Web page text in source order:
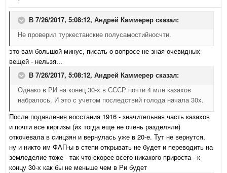
В 7/26/2017, 5:08:12, Андрей Каммерер сказал:
Не проверил туркестанские полусамостийносчти.
это вам большой минус, писать о вопросе не зная очевидных
вещей - нельзя...
В 7/26/2017, 5:08:12, Андрей Каммерер сказал:
Однако в РИ на конец 30-х в СССР почти 4 млн казахов
набралось. И это с учетом последствий голода начала 30х.
После подавления восстания 1916 - значительная часть казахов
и почти все киргизы (их тогда еще не очень разделяли)
откочевала в синцзян и вернулась уже в 20-е. Тут не вернутся,
ну и никто им ФАП-ы в степи открывать не будет и переводить на
земледелие тоже - так что скорее всего никакого прироста - к
концу 30-х как бы не меньше чем в Ри будет